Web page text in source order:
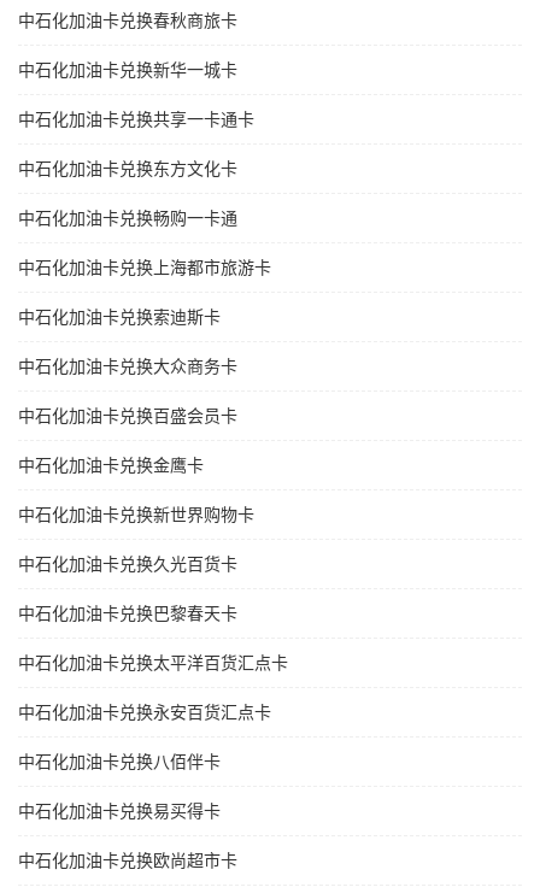
中石化加油卡兑换春秋商旅卡
中石化加油卡兑换新华一城卡
中石化加油卡兑换共享一卡通卡
中石化加油卡兑换东方文化卡
中石化加油卡兑换畅购一卡通
中石化加油卡兑换上海都市旅游卡
中石化加油卡兑换索迪斯卡
中石化加油卡兑换大众商务卡
中石化加油卡兑换百盛会员卡
中石化加油卡兑换金鹰卡
中石化加油卡兑换新世界购物卡
中石化加油卡兑换久光百货卡
中石化加油卡兑换巴黎春天卡
中石化加油卡兑换太平洋百货汇点卡
中石化加油卡兑换永安百货汇点卡
中石化加油卡兑换八佰伴卡
中石化加油卡兑换易买得卡
中石化加油卡兑换欧尚超市卡